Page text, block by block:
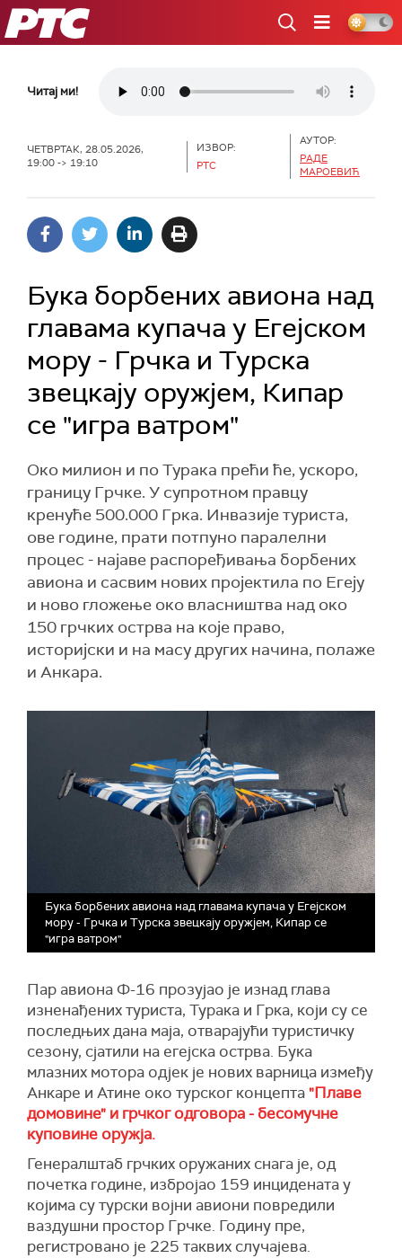
РТС
Читај ми!
ЧЕТВРТАК, 28.05.2026,
19:00 -> 19:10
ИЗВОР:
РТС
АУТОР:
РАДЕ
МАРОЕВИЋ
Бука борбених авиона над
главама купача у Егејском
мору - Грчка и Турска
звецкају оружјем, Кипар
се "игра ватром"
Око милион и по Турака прећи ће, ускоро,
границу Грчке. У супротном правцу
кренуће 500.000 Грка. Инвазије туриста,
ове године, прати потпуно паралелни
процес - најаве распоређивања борбених
авиона и сасвим нових пројектила по Егеју
и ново гложење око власништва над око
150 грчких острва на које право,
историјски и на масу других начина, полаже
и Анкара.
Бука борбених авиона над главама купача у Егејском
мору - Грчка и Турска звецкају оружјем, Кипар се
"игра ватром"
Пар авиона Ф-16 прозујао је изнад глава
изненађених туриста, Турака и Грка, који су се
последњих дана маја, отварајући туристичку
сезону, сјатили на егејска острва. Бука
млазних мотора одјек је нових варница између
Анкаре и Атине око турског концепта"Плаве
домовине" и грчког одговора - бесомучне
куповине оружја.
Генералштаб грчких оружаних снага је, од
почетка године, избројао 159 инцидената у
којима су турски војни авиони повредили
ваздушни простор Грчке. Годину пре,
регистровано је 225 таквих случајева.